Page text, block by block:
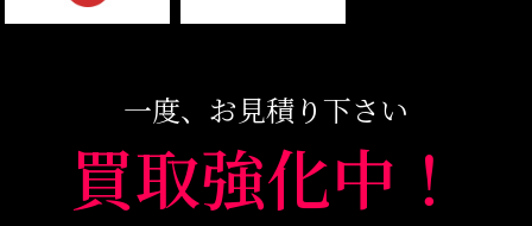
一度、お見積り下さい
買取強化中！